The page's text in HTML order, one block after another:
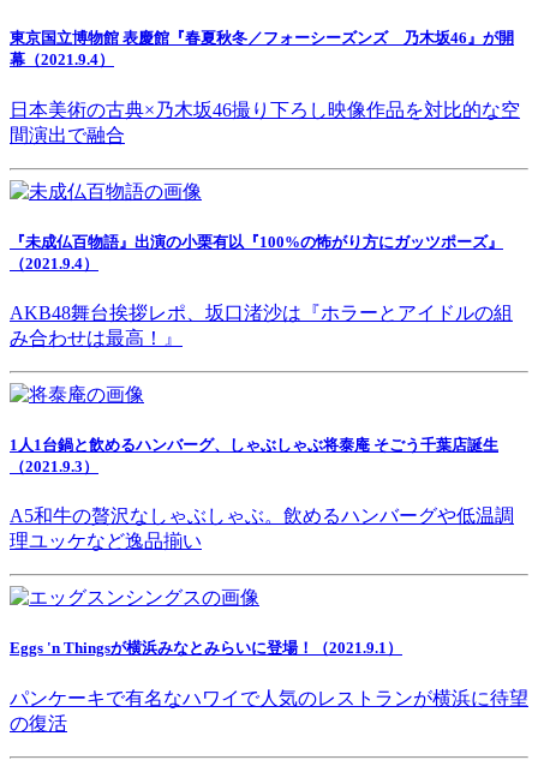
東京国立博物館 表慶館『春夏秋冬／フォーシーズンズ 乃木坂46』が開
幕（2021.9.4）
日本美術の古典×乃木坂46撮り下ろし映像作品を対比的な空
間演出で融合
『未成仏百物語』出演の小栗有以『100%の怖がり方にガッツポーズ』
（2021.9.4）
AKB48舞台挨拶レポ、坂口渚沙は『ホラーとアイドルの組
み合わせは最高！』
1人1台鍋と飲めるハンバーグ、しゃぶしゃぶ将泰庵 そごう千葉店誕生
（2021.9.3）
A5和牛の贅沢なしゃぶしゃぶ。飲めるハンバーグや低温調
理ユッケなど逸品揃い
Eggs 'n Thingsが横浜みなとみらいに登場！（2021.9.1）
パンケーキで有名なハワイで人気のレストランが横浜に待望
の復活